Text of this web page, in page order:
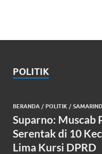
POLITIK
BERANDA / POLITIK /
Suparno: Muscab
Serentak di 10
Lima Kursi DPRD